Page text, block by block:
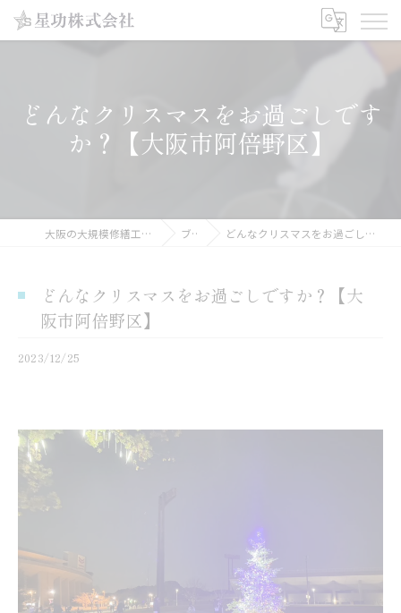
どんなクリスマスをお過ごしです
か？【大阪市阿倍野区】
大阪の大規模修繕工事なら星功株式会社 ブログ どんなクリスマスをお過ごしですか？【大阪市阿倍野区】
どんなクリスマスをお過ごしですか？【大
阪市阿倍野区】
2023/12/25